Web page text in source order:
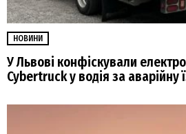
НОВИНИ
У Львові конфіскували
Cybertruck у водія за аварійну